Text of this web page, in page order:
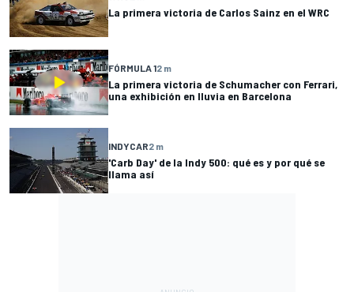
La primera victoria de Carlos Sainz en el WRC
FÓRMULA 12 m
La primera victoria de Schumacher con Ferrari,
una exhibición en lluvia en Barcelona
INDYCAR2 m
'Carb Day' de la Indy 500: qué es y por qué se
llama así